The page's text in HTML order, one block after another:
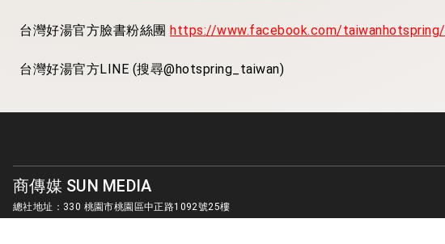
台灣好湯官方臉書粉絲團 https://www.facebook.com/taiwanhotspring/
台灣好湯官方LINE (搜尋@hotspring_taiwan)
商傳媒 SUN MEDIA
總社地址：330 桃園市桃園區中正路1092號25樓